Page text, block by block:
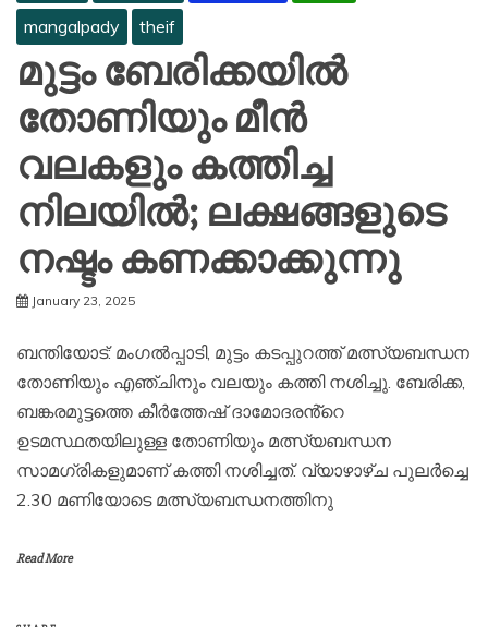
mangalpady
theif
മുട്ടം ബേരിക്കയിൽ
തോണിയും മീൻ
വലകളും കത്തിച്ച
നിലയിൽ; ലക്ഷങ്ങളുടെ
നഷ്ടം കണക്കാക്കുന്നു
January 23, 2025
ബന്തിയോട്: മംഗൽപ്പാടി, മുട്ടം കടപ്പുറത്ത് മത്സ്യബന്ധന
തോണിയും എഞ്ചിനും വലയും കത്തി നശിച്ചു. ബേരിക്ക,
ബങ്കരമുട്ടത്തെ കീർത്തേഷ് ദാമോദരൻ്റെ
ഉടമസ്ഥതയിലുള്ള തോണിയും മത്സ്യബന്ധന
സാമഗ്രികളുമാണ് കത്തി നശിച്ചത്. വ്യാഴാഴ്‌ച പുലർച്ചെ
2.30 മണിയോടെ മത്സ്യബന്ധനത്തിനു
Read More